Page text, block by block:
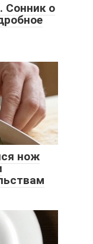
Сонник о
нож